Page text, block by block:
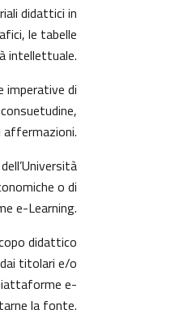
didattici in
le tabelle
intellettuale.
imperative di
affermazioni.
o di
e-Learning.
didattico
titolari e/o
e-
la fonte.